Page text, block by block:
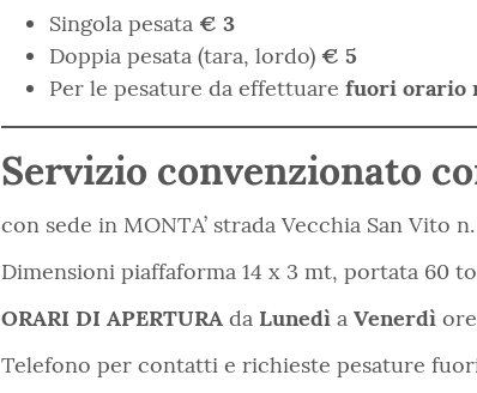
Singola pesata € 3
Doppia pesata (tara, lordo) € 5
Per le pesature da effettuare fuori orario
Servizio convenzionato
con sede in MONTA’ strada Vecchia San Vito
Dimensioni piaffaforma 14 x 3 mt, portata 60
ORARI DI APERTURAdaLunedìa Venerdìore
Telefono per contatti e richieste pesature